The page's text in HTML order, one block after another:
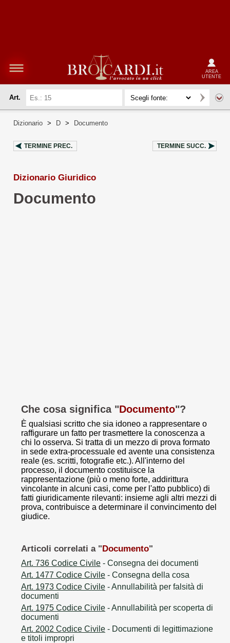
AREA
UTENTE
Art.
Dizionario > D > Documento
TERMINE PREC. TERMINE SUCC.
Dizionario Giuridico
Documento
Che cosa significa "Documento"?
È qualsiasi scritto che sia idoneo a rappresentare o
raffigurare un fatto per trasmettere la conoscenza a
chi lo osserva. Si tratta di un mezzo di prova formato
in sede extra-processuale ed avente una consistenza
reale (es. scritti, fotografie etc.). All'interno del
processo, il documento costituisce la
rappresentazione (più o meno forte, addirittura
vincolante in alcuni casi, come per l'atto pubblico) di
fatti giuridicamente rilevanti: insieme agli altri mezzi di
prova, contribuisce a determinare il convincimento del
giudice.
Articoli correlati a "Documento"
Art. 736 Codice Civile - Consegna dei documenti
Art. 1477 Codice Civile - Consegna della cosa
Art. 1973 Codice Civile - Annullabilità per falsità di
documenti
Art. 1975 Codice Civile - Annullabilità per scoperta di
documenti
Art. 2002 Codice Civile - Documenti di legittimazione
e titoli impropri